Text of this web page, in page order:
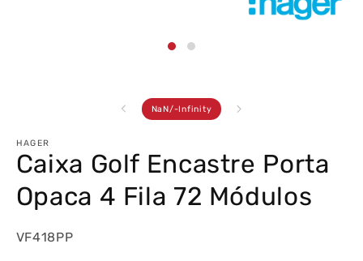
NaN/ de
-Infinity
HAGER
Caixa Golf Encastre Porta
Opaca 4 Fila 72 Módulos
VF418PP